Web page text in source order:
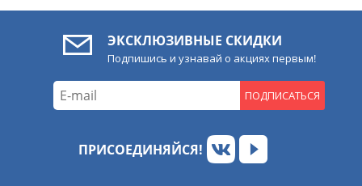
ЭКСКЛЮЗИВНЫЕ СКИДКИ
Подпишись и узнавай о акциях первым!
ПОДПИСАТЬСЯ
ПРИСОЕДИНЯЙСЯ!